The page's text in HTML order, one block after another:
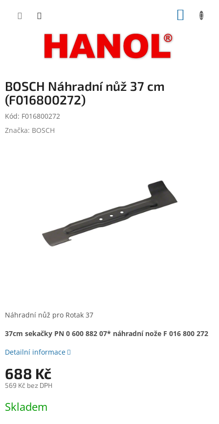
BOSCH Náhradní nůž 37 cm
(F016800272)
Kód: F016800272
Značka: BOSCH
Náhradní nůž pro Rotak 37
37cm sekačky PN 0 600 882 07* náhradní nože F 016 800 272
Detailní informace
688 Kč
569 Kč bez DPH
cena:
Skladem